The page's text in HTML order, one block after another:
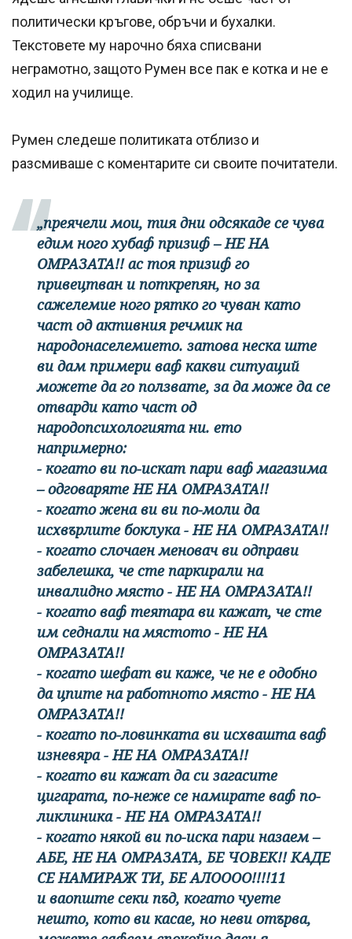
политически кръгове, обръчи и бухалки.
Текстовете му нарочно бяха списвани
неграмотно, защото Румен все пак е котка и не е
ходил на училище.
Румен следеше политиката отблизо и
разсмиваше с коментарите си своите почитатели.
„преячели мои, тия дни одсякаде се чува
едим ного хубаф призиф – НЕ НА
ОМРАЗАТА!! ас тоя призиф го
привецтван и поткрепян, но за
сажелемие ного рятко го чуван като
част од активния речмик на
народонаселемието. затова неска ште
ви дам примери ваф какви ситуаций
можете да го ползвате, за да може да се
отварди като част од
народопсихологията ни. ето
напримерно:
- когато ви по-искат пари ваф магазима
– одговаряте НЕ НА ОМРАЗАТА!!
- когато жена ви ви по-моли да
исхвърлите боклука - НЕ НА ОМРАЗАТА!!
- когато слочаен меновач ви одправи
забелешка, че сте паркирали на
инвалидно място - НЕ НА ОМРАЗАТА!!
- когато ваф теятара ви кажат, че сте
им седнали на мястото - НЕ НА
ОМРАЗАТА!!
- когато шефат ви каже, че не е одобно
да цпите на работното място - НЕ НА
ОМРАЗАТА!!
- когато по-ловинката ви исхвашта ваф
изневяра - НЕ НА ОМРАЗАТА!!
- когато ви кажат да си загасите
цигарата, по-неже се намирате ваф по-
ликлиника - НЕ НА ОМРАЗАТА!!
- когато някой ви по-иска пари назаем –
АБЕ, НЕ НА ОМРАЗАТА, БЕ ЧОВЕК!! КАДЕ
СЕ НАМИРАЖ ТИ, БЕ АЛОООО!!!!11
и ваопште секи пъд, когато чуете
нешто, кото ви касае, но неви отърва,